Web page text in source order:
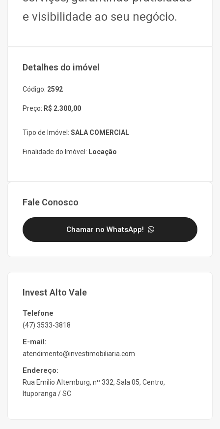
e visibilidade ao seu negócio.
Detalhes do imóvel
Código: 2592
Preço: R$ 2.300,00
Tipo de Imóvel: SALA COMERCIAL
Finalidade do Imóvel: Locação
Fale Conosco
Chamar no WhatsApp!
Invest Alto Vale
Telefone
(47) 3533-3818
E-mail:
atendimento@investimobiliaria.com
Endereço:
Rua Emílio Altemburg, nº 332, Sala 05, Centro,
Ituporanga / SC